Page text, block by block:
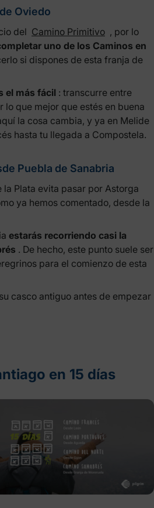
Oviedo
del Camino Primitivo , por lo
uno de los Caminos en
si dispones de esta franja de
el más fácil : transcurre entre
lo que mejor que estés en buena
la cosa cambia, y ya en Melide
hasta tu llegada a Compostela.
Puebla de Sanabria
la Plata evita pasar por Astorga
ya hemos comentado, desde la
estarás recorriendo casi la
. De hecho, este punto suele ser
para el comienzo de esta
casco antiguo antes de empezar
en 15 días